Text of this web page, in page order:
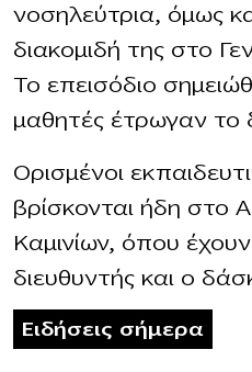
νοσηλεύτρια, όμως
διακομιδή της στο
Το επεισόδιο
μαθητές έτρωγαν το
Ορισμένοι
βρίσκονται ήδη στο
Καμινίων, όπου
διευθυντής και ο
Ειδήσεις σήμερα